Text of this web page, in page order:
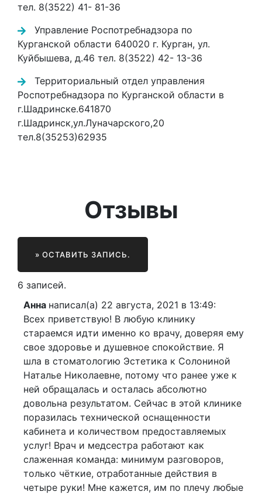
тел. 8(3522) 41- 81-36
Управление Роспотребнадзора по
Курганской области 640020 г. Курган, ул.
Куйбышева, д.46 тел. 8(3522) 42- 13-36
Территориальный отдел управления
Роспотребнадзора по Курганской области в
г.Шадринске.641870
г.Шадринск,ул.Луначарского,20
тел.8(35253)62935
Отзывы
6 записей.
Анна написал(а) 22 августа, 2021 в 13:49:
Всех приветствую! В любую клинику
стараемся идти именно ко врачу, доверяя ему
свое здоровье и душевное спокойствие. Я
шла в стоматологию Эстетика к Солониной
Наталье Николаевне, потому что ранее уже к
ней обращалась и осталась абсолютно
довольна результатом. Сейчас в этой клинике
поразилась технической оснащенности
кабинета и количеством предоставляемых
услуг! Врач и медсестра работают как
слаженная команда: минимум разговоров,
только чёткие, отработанные действия в
четыре руки! Мне кажется, им по плечу любые